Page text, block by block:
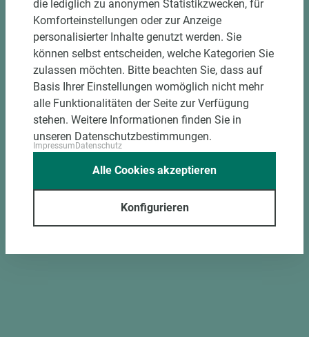
Materialschonende und kundengerechte
Verpackung der Fixmaße
Jetzt Zuschnitt anfragen
die lediglich zu anonymen Statistikzwecken, für
Komforteinstellungen oder zur Anzeige
personalisierter Inhalte genutzt werden. Sie
können selbst entscheiden, welche Kategorien Sie
zulassen möchten. Bitte beachten Sie, dass auf
Basis Ihrer Einstellungen womöglich nicht mehr
alle Funktionalitäten der Seite zur Verfügung
stehen. Weitere Informationen finden Sie in
unseren Datenschutzbestimmungen.
ImpressumDatenschutz
Konfigurieren
Alle Cookies akzeptieren